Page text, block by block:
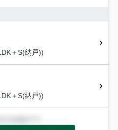
＋S(納戸))
＋S(納戸))